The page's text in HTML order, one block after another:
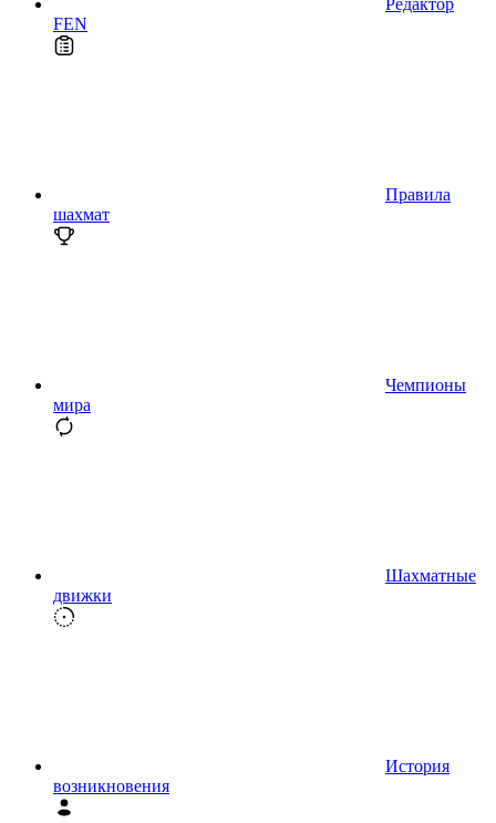
Редактор
FEN
Правила
шахмат
Чемпионы
мира
Шахматные
движки
История
возникновения